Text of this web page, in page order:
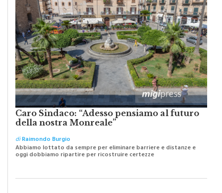
Caro Sindaco: “Adesso pensiamo al futuro
della nostra Monreale”
diRaimondo Burgio
Abbiamo lottato da sempre per eliminare barriere e distanze e
oggi dobbiamo ripartire per ricostruire certezze